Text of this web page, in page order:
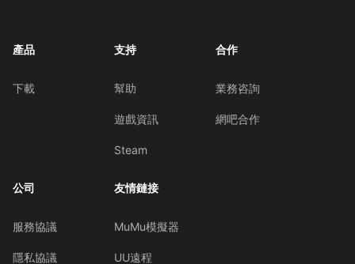
產品
下載
支持
幫助
遊戲資訊
Steam
合作
業務咨詢
網吧合作
公司
服務協議
隱私協議
友情鏈接
MuMu模擬器
UU遠程